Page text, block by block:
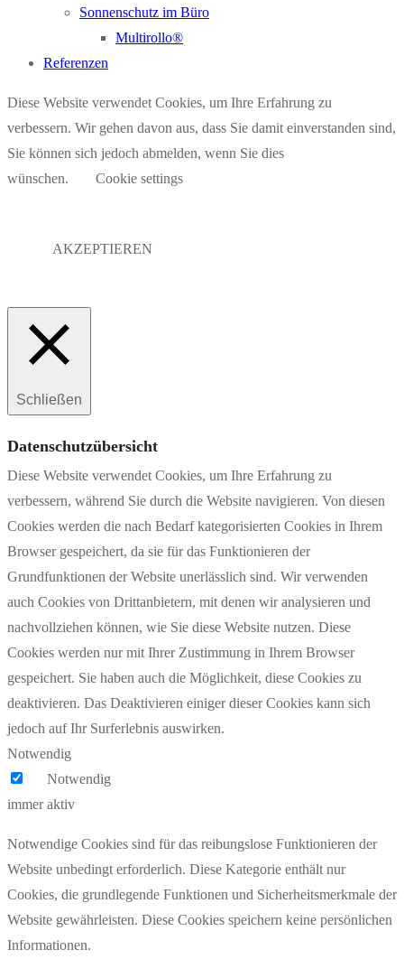
Sonnenschutz im Büro
Multirollo®
Referenzen
Diese Website verwendet Cookies, um Ihre Erfahrung zu
verbessern. Wir gehen davon aus, dass Sie damit einverstanden sind,
Sie können sich jedoch abmelden, wenn Sie dies
wünschen.
Cookie settings
AKZEPTIEREN
Schließen
Datenschutzübersicht
Diese Website verwendet Cookies, um Ihre Erfahrung zu
verbessern, während Sie durch die Website navigieren. Von diesen
Cookies werden die nach Bedarf kategorisierten Cookies in Ihrem
Browser gespeichert, da sie für das Funktionieren der
Grundfunktionen der Website unerlässlich sind. Wir verwenden
auch Cookies von Drittanbietern, mit denen wir analysieren und
nachvollziehen können, wie Sie diese Website nutzen. Diese
Cookies werden nur mit Ihrer Zustimmung in Ihrem Browser
gespeichert. Sie haben auch die Möglichkeit, diese Cookies zu
deaktivieren. Das Deaktivieren einiger dieser Cookies kann sich
jedoch auf Ihr Surferlebnis auswirken.
Notwendig
Notwendig
immer aktiv
Notwendige Cookies sind für das reibungslose Funktionieren der
Website unbedingt erforderlich. Diese Kategorie enthält nur
Cookies, die grundlegende Funktionen und Sicherheitsmerkmale der
Website gewährleisten. Diese Cookies speichern keine persönlichen
Informationen.